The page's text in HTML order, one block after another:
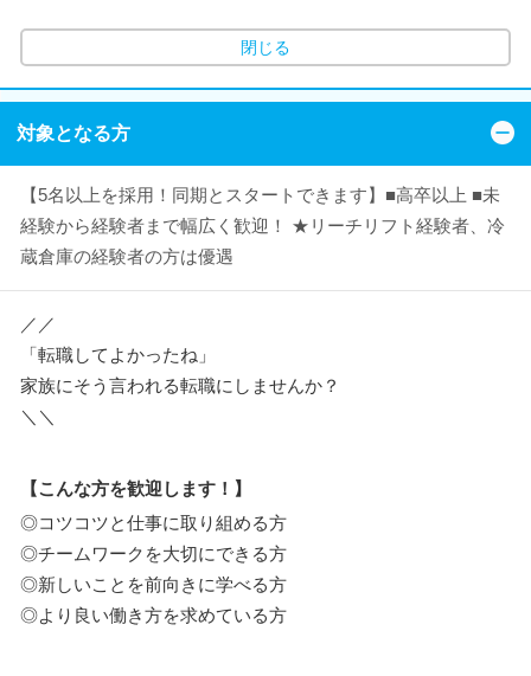
閉じる
対象となる方
【5名以上を採用！同期とスタートできます】■高卒以上 ■未
経験から経験者まで幅広く歓迎！ ★リーチリフト経験者、冷
蔵倉庫の経験者の方は優遇
／／
「転職してよかったね」
家族にそう言われる転職にしませんか？
＼＼
【こんな方を歓迎します！】
◎コツコツと仕事に取り組める方
◎チームワークを大切にできる方
◎新しいことを前向きに学べる方
◎より良い働き方を求めている方